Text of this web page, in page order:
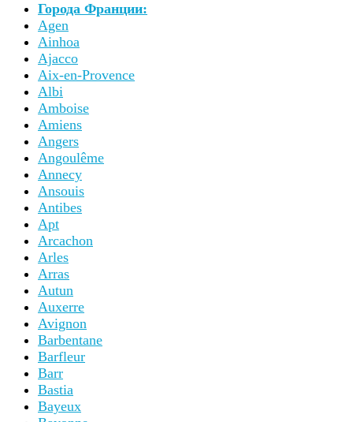
Города Франции:
Agen
Ainhoa
Ajacco
Aix-en-Provence
Albi
Amboise
Amiens
Angers
Angoulême
Annecy
Ansouis
Antibes
Apt
Arcachon
Arles
Arras
Autun
Auxerre
Avignon
Barbentane
Barfleur
Barr
Bastia
Bayeux